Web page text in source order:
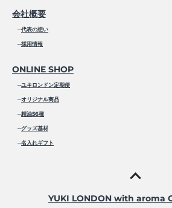
会社概要
─代表の想い
─採用情報
ONLINE SHOP
─ユキロンドン定期便
─オリジナル商品
─精油56種
─グッズ基材
─名入れギフト
YUKI LONDON with aroma